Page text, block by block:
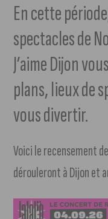
En cette
spectacles de
J’aime Dijon
plans, lieux de
vous divertir.
Voici le recensement
dérouleront à Dijon et